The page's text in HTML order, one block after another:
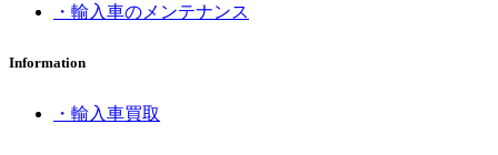
・輸入車のメンテナンス
Information
・輸入車買取